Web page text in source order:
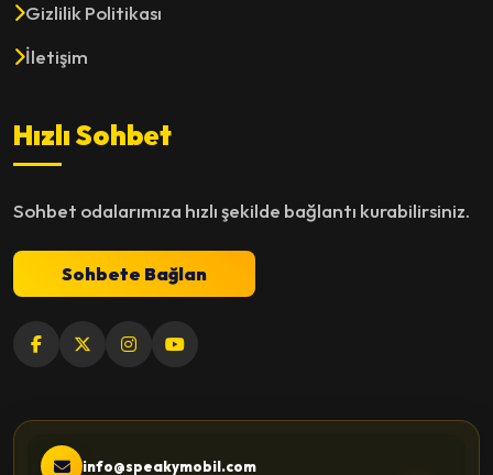
Gizlilik Politikası
İletişim
Hızlı Sohbet
Sohbet odalarımıza hızlı şekilde bağlantı kurabilirsiniz.
Sohbete Bağlan
info@speakymobil.com